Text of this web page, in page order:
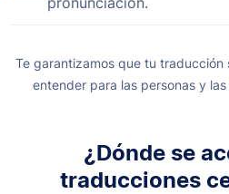
Te garantizamos que tu
entender para las personas y
¿Dónde se
traducciones